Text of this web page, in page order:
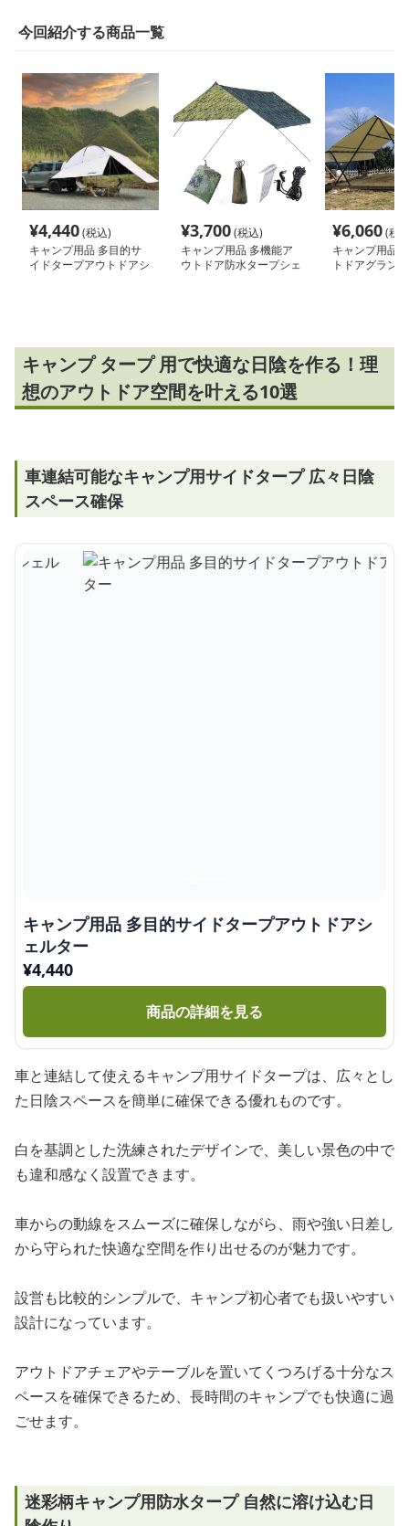
今回紹介する商品一覧
¥4,440(税込)
キャンプ用品 多目的サ
イドタープアウトドアシ
¥3,700(税込)
キャンプ用品 多機能ア
ウトドア防水タープシェ
¥6,060(税
キャンプ用品
トドアグラン
キャンプ タープ 用で快適な日陰を作る！理
想のアウトドア空間を叶える10選
車連結可能なキャンプ用サイドタープ 広々日陰
スペース確保
キャンプ用品 多目的サイドタープアウトドアシ
ェルター
¥4,440
商品の詳細を見る
車と連結して使えるキャンプ用サイドタープは、広々とし
た日陰スペースを簡単に確保できる優れものです。
白を基調とした洗練されたデザインで、美しい景色の中で
も違和感なく設置できます。
車からの動線をスムーズに確保しながら、雨や強い日差し
から守られた快適な空間を作り出せるのが魅力です。
設営も比較的シンプルで、キャンプ初心者でも扱いやすい
設計になっています。
アウトドアチェアやテーブルを置いてくつろげる十分なス
ペースを確保できるため、長時間のキャンプでも快適に過
ごせます。
迷彩柄キャンプ用防水タープ 自然に溶け込む日